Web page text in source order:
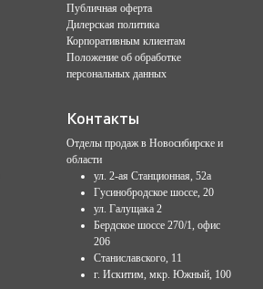
Публичная оферта
Дилерская политика
Корпоративным клиентам
Положение об обработке
персональных данных
Контакты
Отделы продаж в Новосибирске и
области
ул. 2-ая Станционная, 52а
Гусинобродское шоссе, 20
ул. Галущака 2
Бердское шоссе 270/1, офис
206
Станиславского, 11
г. Искитим, мкр. Южный, 100